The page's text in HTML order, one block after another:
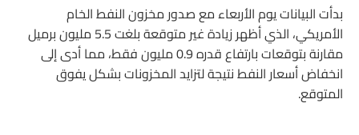
بدأت البيانات يوم الأربعاء مع صدور مخزون النفط الخام
الأمريكي، الذي أظهر زيادة غير متوقعة بلغت 5.5 مليون برميل
مقارنة بتوقعات بارتفاع قدره 0.9 مليون فقط، مما أدى إلى
انخفاض أسعار النفط نتيجة لتزايد المخزونات بشكل يفوق
المتوقع.